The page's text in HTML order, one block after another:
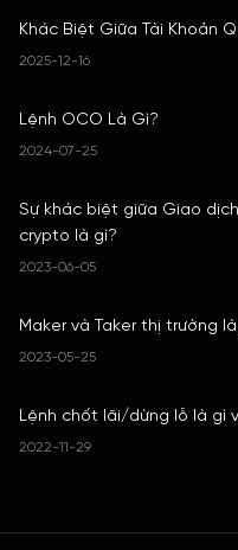
Khác Biệt Giữa Tài Khoản
2025-12-16
Lệnh OCO Là Gì?
2024-07-25
Sự khác biệt giữa Giao
crypto là gì?
2023-06-05
Maker và Taker thị trường
2023-05-25
Lệnh chốt lãi/dừng lỗ là gì
2022-11-29